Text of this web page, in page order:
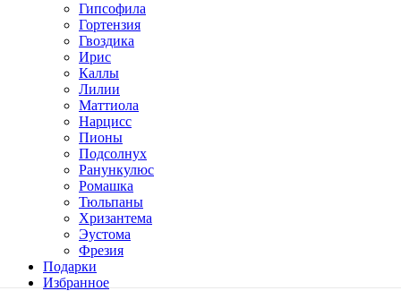
Гипсофила
Гортензия
Гвоздика
Ирис
Каллы
Лилии
Маттиола
Нарцисс
Пионы
Подсолнух
Ранункулюс
Ромашка
Тюльпаны
Хризантема
Эустома
Фрезия
Подарки
Избранное